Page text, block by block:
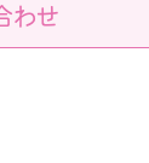
わせ